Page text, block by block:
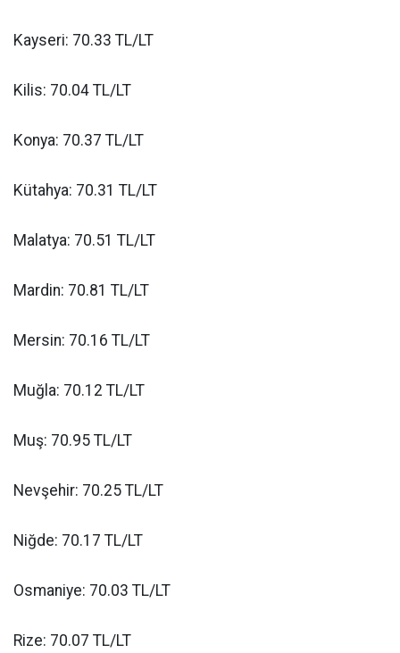
Kayseri: 70.33 TL/LT
Kilis: 70.04 TL/LT
Konya: 70.37 TL/LT
Kütahya: 70.31 TL/LT
Malatya: 70.51 TL/LT
Mardin: 70.81 TL/LT
Mersin: 70.16 TL/LT
Muğla: 70.12 TL/LT
Muş: 70.95 TL/LT
Nevşehir: 70.25 TL/LT
Niğde: 70.17 TL/LT
Osmaniye: 70.03 TL/LT
Rize: 70.07 TL/LT